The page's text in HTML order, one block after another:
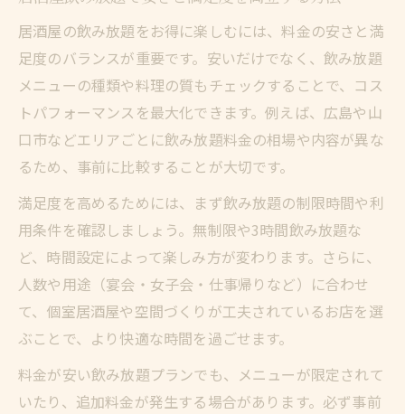
居酒屋の飲み放題をお得に楽しむには、料金の安さと満
足度のバランスが重要です。安いだけでなく、飲み放題
メニューの種類や料理の質もチェックすることで、コス
トパフォーマンスを最大化できます。例えば、広島や山
口市などエリアごとに飲み放題料金の相場や内容が異な
るため、事前に比較することが大切です。
満足度を高めるためには、まず飲み放題の制限時間や利
用条件を確認しましょう。無制限や3時間飲み放題な
ど、時間設定によって楽しみ方が変わります。さらに、
人数や用途（宴会・女子会・仕事帰りなど）に合わせ
て、個室居酒屋や空間づくりが工夫されているお店を選
ぶことで、より快適な時間を過ごせます。
料金が安い飲み放題プランでも、メニューが限定されて
いたり、追加料金が発生する場合があります。必ず事前